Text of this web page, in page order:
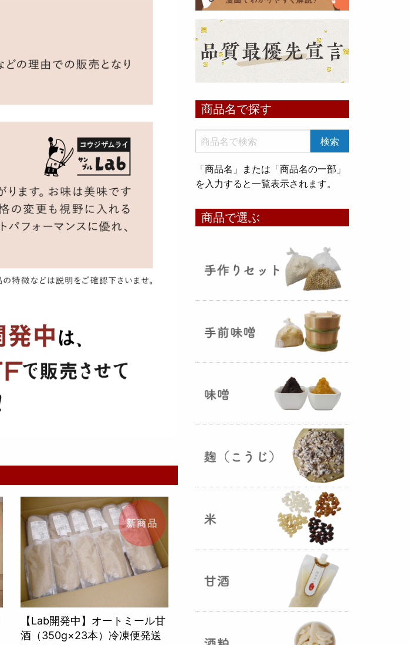
新商品
【Lab開発中】オートミール甘
酒（350g×23本）冷凍便発送
（2025年11月11日）
いめ甘酒 30g』と『オートミー
プをリリース致しました。何処へ
でも持ち運びが出来て、非常に便
利です！
た！（2025年08月12日）
お米5kg貯蔵用アルミ袋が完
成しました！完全オリジナルで特
別な仕様でお米の美味しさをその
ままキープ！酸化防止と長期保存
を可能にしました！
山形さくらんぼ甘酒ゼリー発売
山形のさくらんぼをペーストにし
て、当店の生甘酒と合わせフレッ
シュな酸味の効いたさくらんぼ甘
が出来まし
た。
おたまやジャン 辛味噌発売！
商品名で探す
「商品名」または「商品名の一部」
を入力すると一覧表示されます。
商品で選ぶ